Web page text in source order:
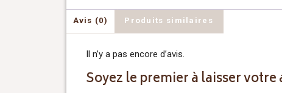
Avis (0) Produits similaires
Il n’y a pas encore d’avis.
Soyez le premier à laisser